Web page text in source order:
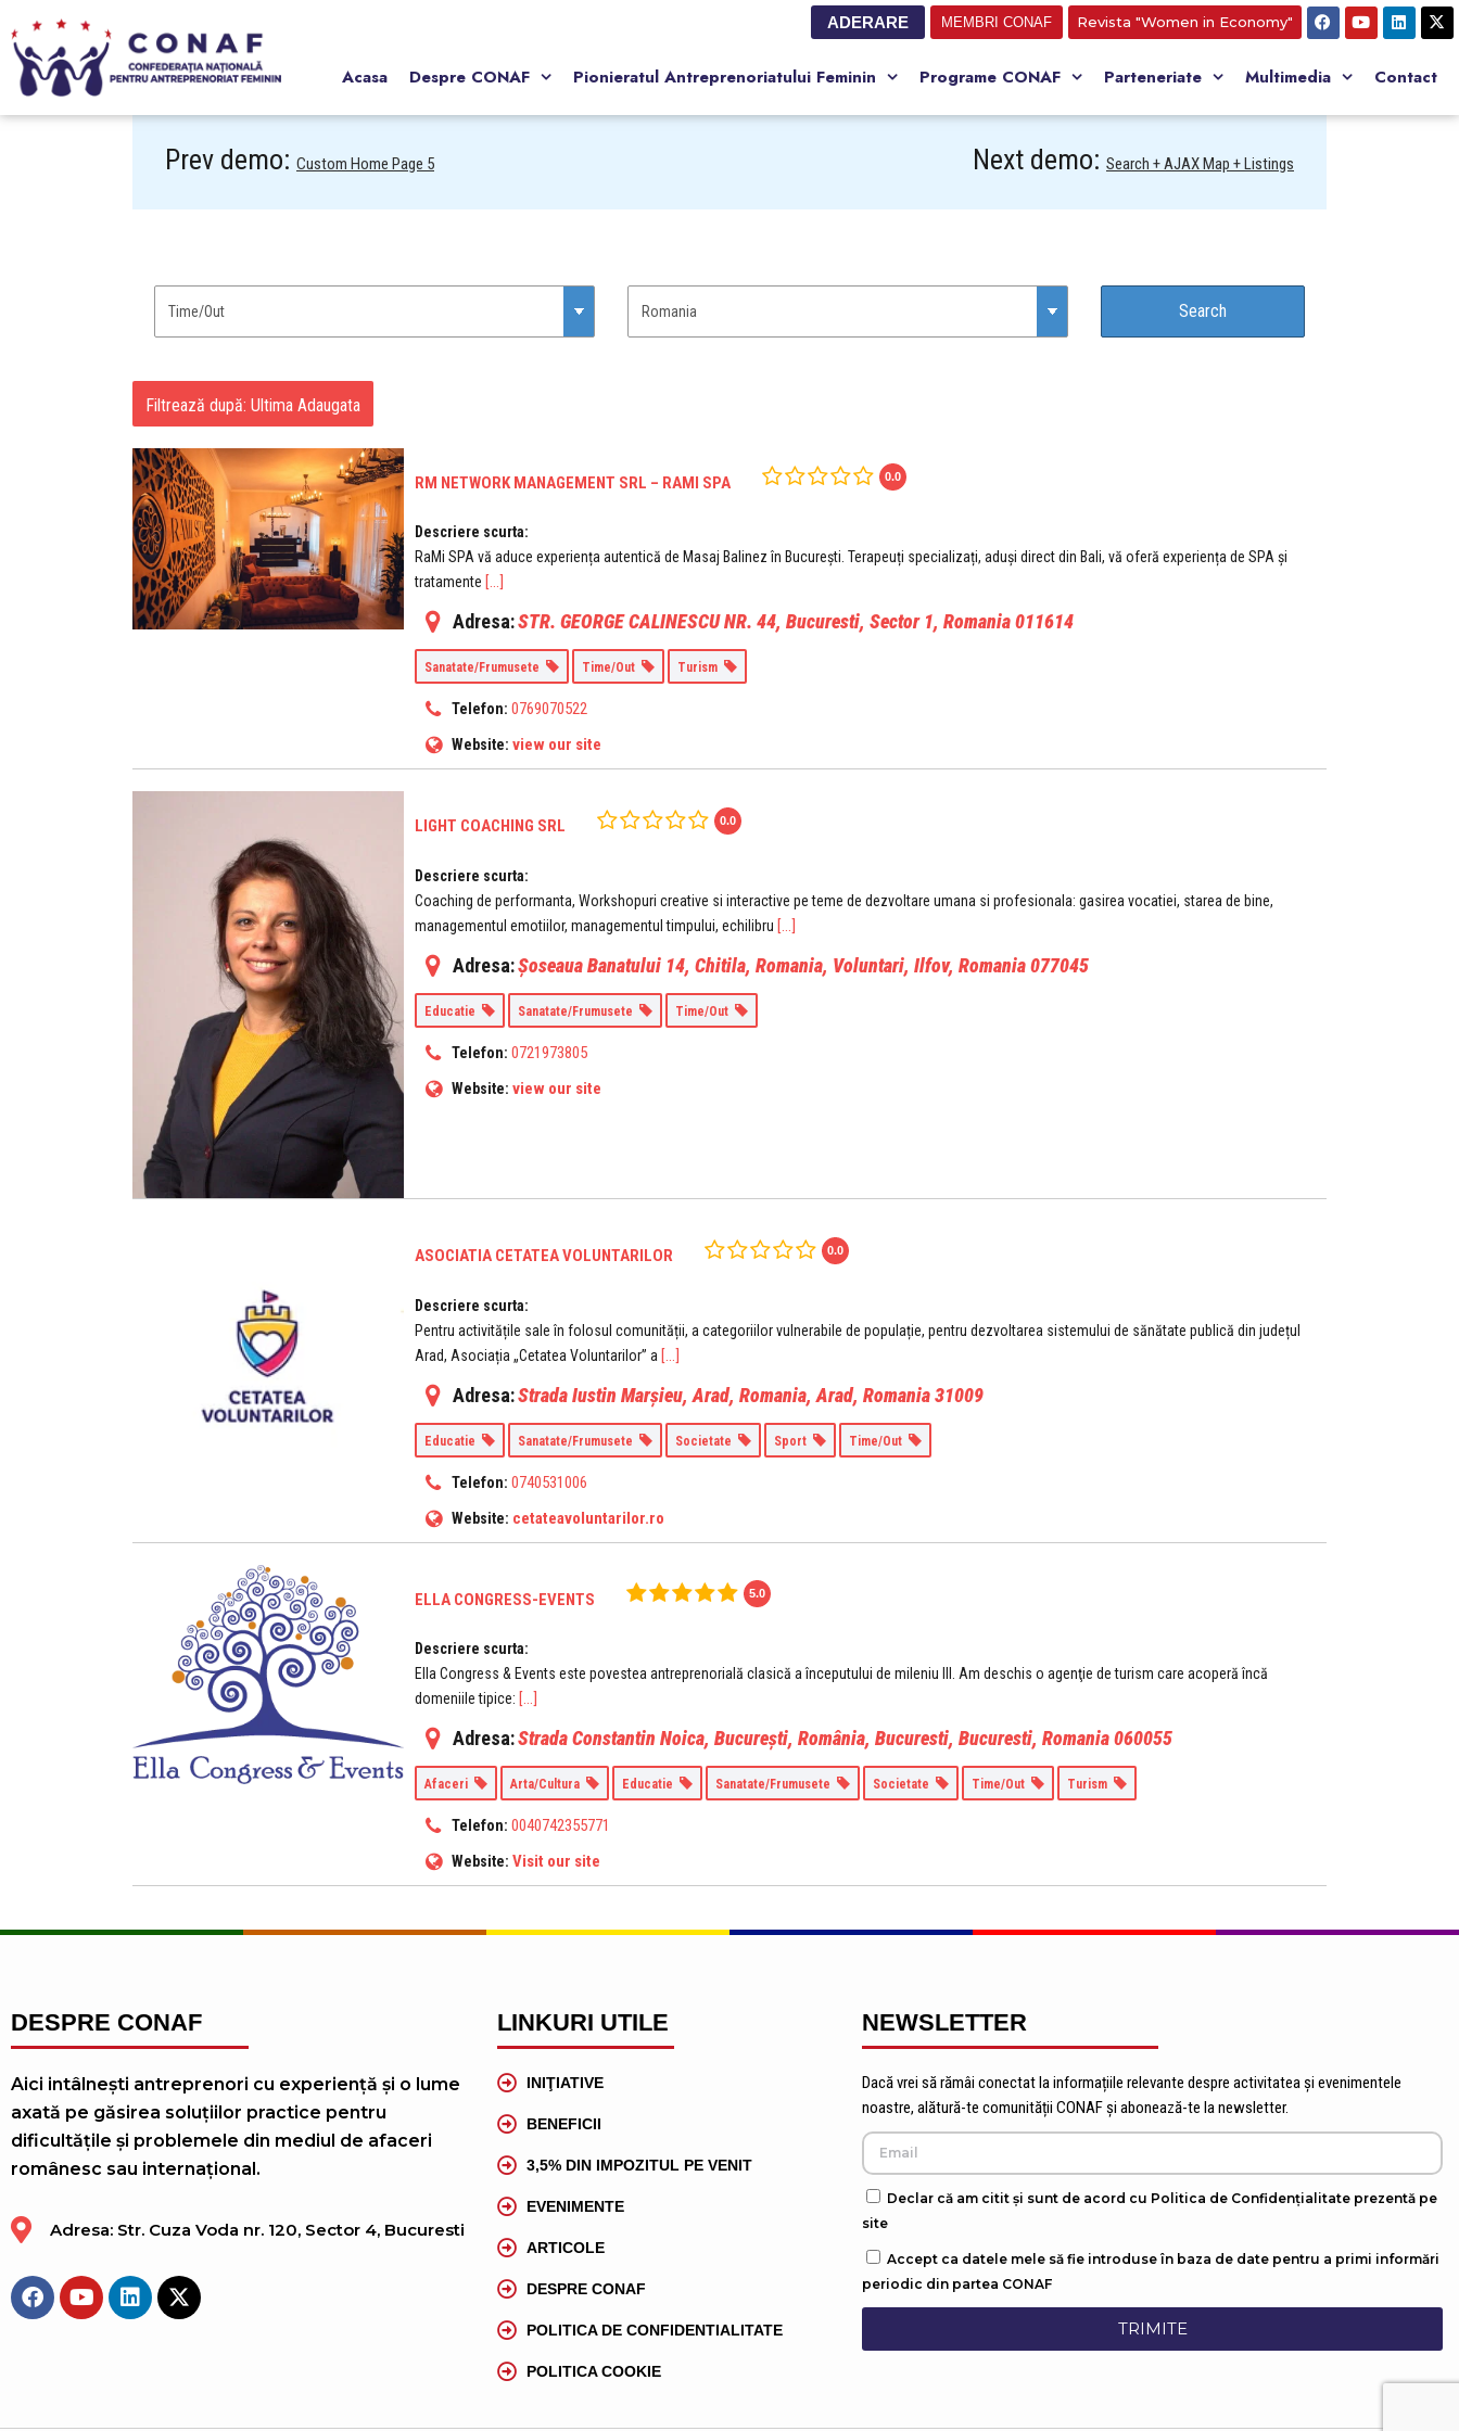
ADERARE MEMBRI CONAF Revista "Women in Economy"
Acasa Despre CONAF Pionieratul Antreprenoriatului Feminin Programe CONAF Parteneriate Multimedia Contact
Prev demo: Custom Home Page 5 Next demo: Search + AJAX Map + Listings
Filtrează după: Ultima Adaugata
RM NETWORK MANAGEMENT SRL – RAMI SPA 0.0
Descriere scurta:
RaMi SPA vă aduce experiența autentică de Masaj Balinez în București. Terapeuți specializați, aduși direct din Bali, vă oferă experiența de SPA și
tratamente [...]
Adresa:STR. GEORGE CALINESCU NR. 44, Bucuresti, Sector 1, Romania011614
Sanatate/Frumusete Time/Out Turism
Telefon: 0769070522
Website: view our site
LIGHT COACHING SRL 0.0
Descriere scurta:
Coaching de performanta, Workshopuri creative si interactive pe teme de dezvoltare umana si profesionala: gasirea vocatiei, starea de bine,
managementul emotiilor, managementul timpului, echilibru [...]
Adresa:Șoseaua Banatului 14, Chitila, Romania, Voluntari, Ilfov, Romania077045
Educatie Sanatate/Frumusete Time/Out
Telefon: 0721973805
Website: view our site
ASOCIATIA CETATEA VOLUNTARILOR 0.0
Descriere scurta:
Pentru activitățile sale în folosul comunității, a categoriilor vulnerabile de populație, pentru dezvoltarea sistemului de sănătate publică din județul
Arad, Asociația „Cetatea Voluntarilor” a [...]
Adresa:Strada Iustin Marșieu, Arad, Romania,Arad, Romania31009
Educatie Sanatate/Frumusete Societate Sport Time/Out
Telefon: 0740531006
Website: cetateavoluntarilor.ro
ELLA CONGRESS-EVENTS 5.0
Descriere scurta:
Ella Congress & Events este povestea antreprenorială clasică a începutului de mileniu III. Am deschis o agenţie de turism care acoperă încă
domeniile tipice: [...]
Adresa:Strada Constantin Noica, București, România, Bucuresti, Bucuresti, Romania060055
Afaceri Arta/Cultura Educatie Sanatate/Frumusete Societate Time/Out Turism
Telefon: 0040742355771
Website: Visit our site
DESPRE CONAF
Aici intâlnești antreprenori cu experiență și o lume
axată pe găsirea soluțiilor practice pentru
dificultățile și problemele din mediul de afaceri
românesc sau internațional.
Adresa: Str. Cuza Voda nr. 120, Sector 4, Bucuresti
LINKURI UTILE
INIŢIATIVE
BENEFICII
3,5% DIN IMPOZITUL PE VENIT
EVENIMENTE
ARTICOLE
DESPRE CONAF
POLITICA DE CONFIDENTIALITATE
POLITICA COOKIE
NEWSLETTER
Dacă vrei să rămâi conectat la informațiile relevante despre activitatea și evenimentele
noastre, alătură-te comunității CONAF și abonează-te la newsletter.
Declar că am citit și sunt de acord cu Politica de Confidențialitate prezentă pe
site
Accept ca datele mele să fie introduse în baza de date pentru a primi informări
periodic din partea CONAF
TRIMITE